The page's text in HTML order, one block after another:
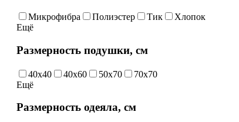
Микрофибра Полиэстер Тик
Хлопок
Ещё
Размерность подушки, см
40х40 40х60 50х70
70х70
Ещё
Размерность одеяла, см